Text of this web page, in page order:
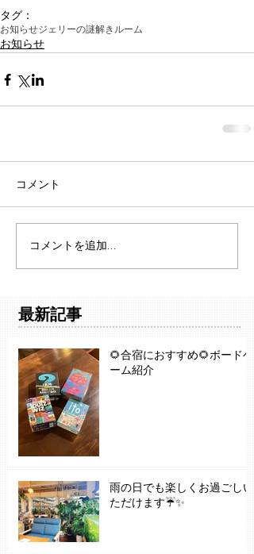
タグ：
お知らせジェリーの謎解きルーム
お知らせ
コメント
コメントを追加…
最新記事
🌻合宿におすすめ🌻ボードゲ
ーム紹介
雨の日でも楽しくお過ごしい
ただけます☔✨